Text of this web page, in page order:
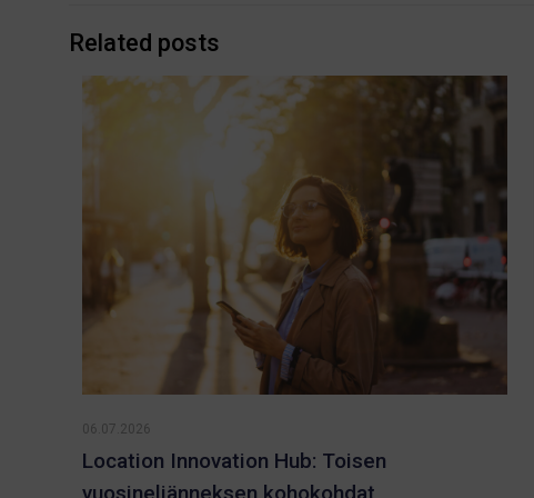
Related posts
06.07.2026
Location Innovation Hub: Toisen
vuosineljänneksen kohokohdat